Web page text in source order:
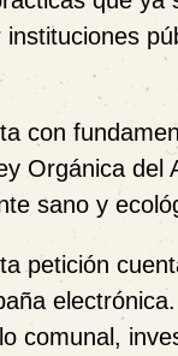
con
Orgánica del
sano y
petición
comunal,